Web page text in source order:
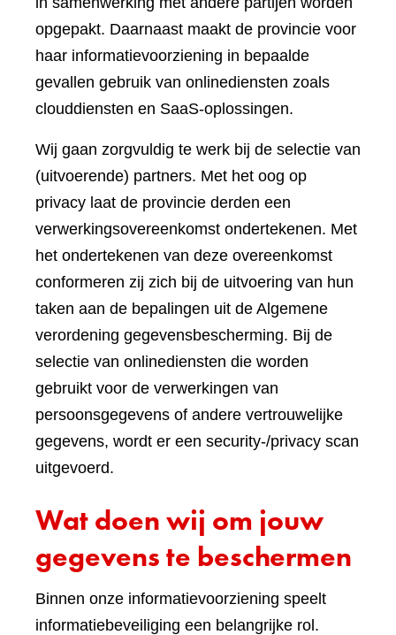
opgepakt. Daarnaast maakt de provincie voor
haar informatievoorziening in bepaalde
gevallen gebruik van onlinediensten zoals
clouddiensten en SaaS-oplossingen.
Wij gaan zorgvuldig te werk bij de selectie van
(uitvoerende) partners. Met het oog op
privacy laat de provincie derden een
verwerkingsovereenkomst ondertekenen. Met
het ondertekenen van deze overeenkomst
conformeren zij zich bij de uitvoering van hun
taken aan de bepalingen uit de Algemene
verordening gegevensbescherming. Bij de
selectie van onlinediensten die worden
gebruikt voor de verwerkingen van
persoonsgegevens of andere vertrouwelijke
gegevens, wordt er een security-/privacy scan
uitgevoerd.
Wat doen wij om jouw
gegevens te beschermen
Binnen onze informatievoorziening speelt
informatiebeveiliging een belangrijke rol.